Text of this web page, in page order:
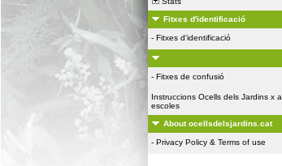
Fitxes d'identificació
- Fitxes d'identificació
- Fitxes de confusió
Instruccions Ocells dels Jardins x a
escoles
About ocellsdelsjardins.cat
- Privacy Policy & Terms of use